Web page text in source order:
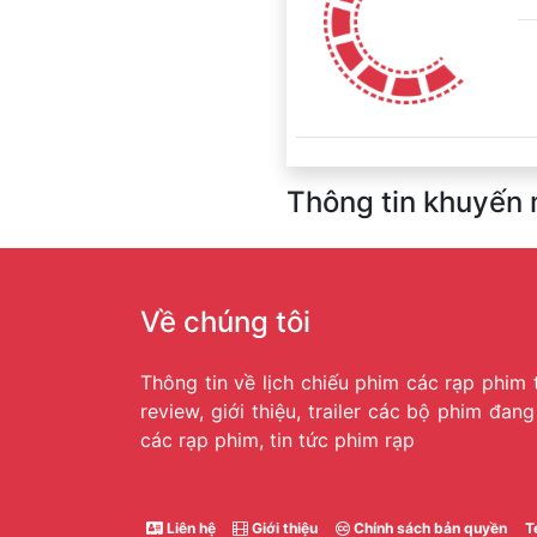
Thông tin khuyến
Về chúng tôi
Thông tin về lịch chiếu phim các rạp phim
review, giới thiệu, trailer các bộ phim
các rạp phim, tin tức phim rạp
Liên hệ Giới thiệu Chính sách bản quyền